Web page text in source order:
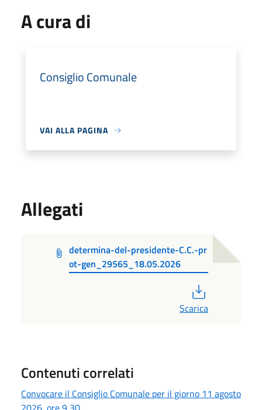
A cura di
Consiglio Comunale
VAI ALLA PAGINA
Allegati
determina-del-presidente-C.C.-pr
ot-gen_29565_18.05.2026
Scarica
Contenuti correlati
Convocare il Consiglio Comunale per il giorno 11 agosto